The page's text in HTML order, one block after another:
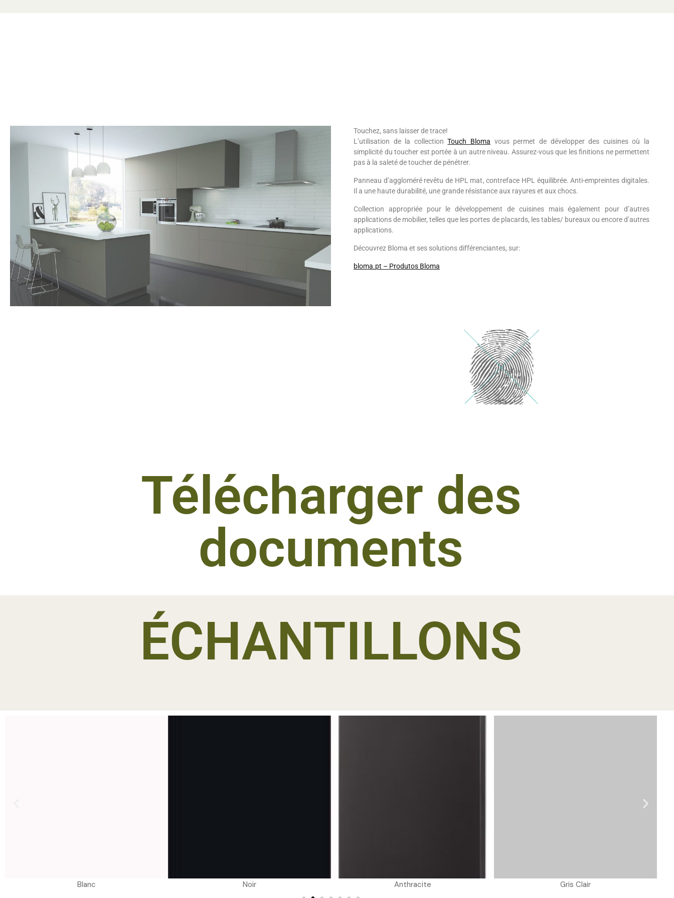
Touchez, sans laisser de trace!
L’utilisation de la collectionTouch Bloma vous permet de développer des cuisines où la
simplicité du toucher est portée à un autre niveau. Assurez-vous que les finitions ne permettent
pas à la saleté de toucher de pénétrer.
Panneau d’aggloméré revêtu de HPL mat, contreface HPL équilibrée. Anti-empreintes digitales.
Il a une haute durabilité, une grande résistance aux rayures et aux chocs.
Collection appropriée pour le développement de cuisines mais également pour d’autres
applications de mobilier, telles que les portes de placards, les tables/ bureaux ou encore d’autres
applications.
Découvrez Bloma et ses solutions différenciantes, sur:
bloma.pt – Produtos Bloma
Télécharger des
documents
ÉCHANTILLONS
Blanc Noir Anthracite Gris Clair